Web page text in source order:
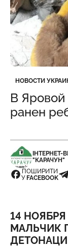
Категория
НОВОСТИ
Дата
В Яровой
ранен
"КАРАЧУН"
ПОШИРИТИ
У FACEBOOK
14
МАЛЬЧИК